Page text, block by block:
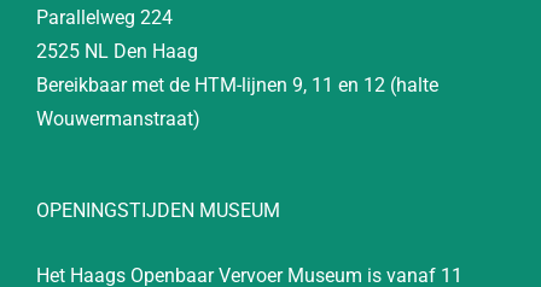
Parallelweg 224
2525 NL Den Haag
Bereikbaar met de HTM-lijnen 9, 11 en 12 (halte
Wouwermanstraat)
OPENINGSTIJDEN MUSEUM
Het Haags Openbaar Vervoer Museum is vanaf 11